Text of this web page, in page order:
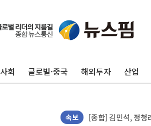
사회 글로벌·중국 해외투자 산업
속보
포항시 재난예산
[종합] 김민석, 정